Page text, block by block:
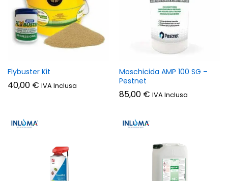
Flybuster Kit
40,00 € IVA Inclusa
Moschicida AMP 100 SG –
Pestnet
85,00 € IVA Inclusa